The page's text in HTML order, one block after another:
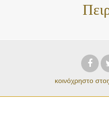
κοινόχρηστο